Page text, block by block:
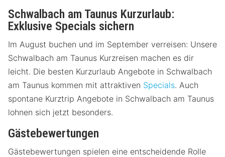
Schwalbach am Taunus Kurzurlaub:
Exklusive Specials sichern
Im August buchen und im September verreisen: Unsere
Schwalbach am Taunus Kurzreisen machen es dir
leicht. Die besten Kurzurlaub Angebote in Schwalbach
am Taunus kommen mit attraktiven Specials. Auch
spontane Kurztrip Angebote in Schwalbach am Taunus
lohnen sich jetzt besonders.
Gästebewertungen
Gästebewertungen spielen eine entscheidende Rolle